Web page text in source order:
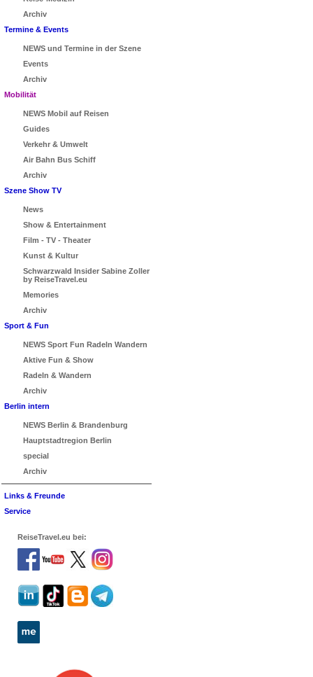
Archiv
Termine & Events
NEWS und Termine in der Szene
Events
Archiv
Mobilität
NEWS Mobil auf Reisen
Guides
Verkehr & Umwelt
Air Bahn Bus Schiff
Archiv
Szene Show TV
News
Show & Entertainment
Film - TV - Theater
Kunst & Kultur
Schwarzwald Insider Sabine Zoller
by ReiseTravel.eu
Memories
Archiv
Sport & Fun
NEWS Sport Fun Radeln Wandern
Aktive Fun & Show
Radeln & Wandern
Archiv
Berlin intern
NEWS Berlin & Brandenburg
Hauptstadtregion Berlin
special
Archiv
Links & Freunde
Service
ReiseTravel.eu bei: